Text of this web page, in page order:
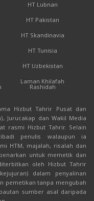
HT Lubnan
HT Pakistan
HT Skandinavia
HT Tunisia
HT Uzbekistan
Laman Khilafah
Rashidah
Hizbut Tahrir Pusat dan
Jurucakap dan Wakil Media
rasmi Hizbut Tahrir. Selain
penulis walaupun ia
HTM, majalah, risalah dan
untuk memetik dan
oleh Hizbut Tahrir
dalam penyalinan
pemetikan tanpa mengubah
sumber asal daripada